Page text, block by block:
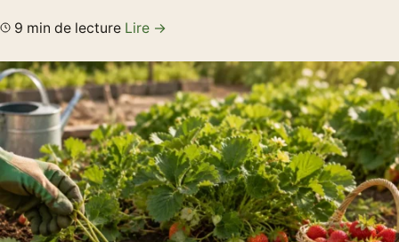
9 min de lecture Lire →